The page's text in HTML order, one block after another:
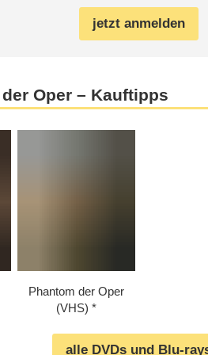
jetzt anmelden
Oper – Kauftipps
Phantom der Oper
(VHS)
alle DVDs und Blu-